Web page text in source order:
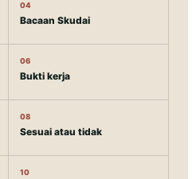
04
Bacaan Skudai
06
Bukti kerja
08
Sesuai atau tidak
10